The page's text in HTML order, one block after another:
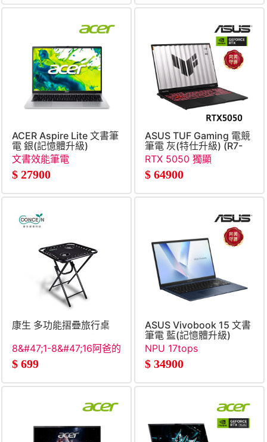
ACER Aspire Lite 文書筆
電 銀(記憶體升級)
(Core5-
210H&#47;8G+16G&#47;512G
SSD&#47;Win11)
文書效能筆電
$ 27900
ASUS TUF Gaming 電競
筆電 灰(特仕升級) (R7-
RTX5050)
RTX 5050 獨顯
$ 64900
康生 多功能摺疊旅行桌
8&#47;1-8&#47;16阿爸的
願望清單
$ 699
ASUS Vivobook 15 文書
筆電 藍(記憶體升級)
(Core 7-
350&#47;16G&#47;512G
SSD&#47;W11)
NPU 17tops
$ 34900